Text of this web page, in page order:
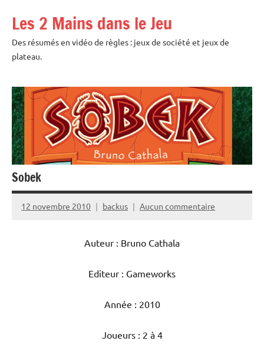
contenu
Les 2 Mains dans le Jeu
Des résumés en vidéo de règles : jeux de société et jeux de
plateau.
Sobek
12 novembre 2010 backus Aucun commentaire
Auteur : Bruno Cathala
Editeur : Gameworks
Année : 2010
Joueurs : 2 à 4